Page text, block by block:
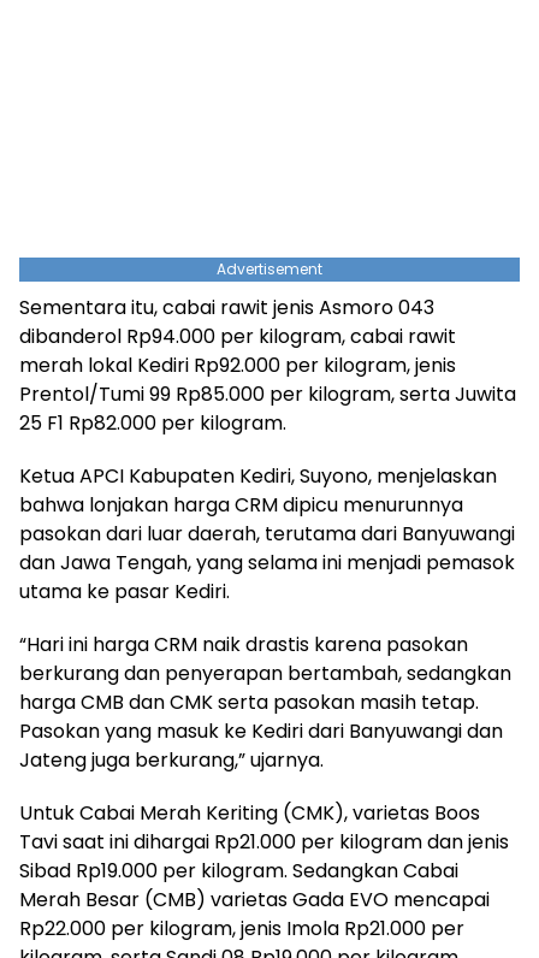
Advertisement
Sementara itu, cabai rawit jenis Asmoro 043
dibanderol Rp94.000 per kilogram, cabai rawit
merah lokal Kediri Rp92.000 per kilogram, jenis
Prentol/Tumi 99 Rp85.000 per kilogram, serta Juwita
25 F1 Rp82.000 per kilogram.
Ketua APCI Kabupaten Kediri, Suyono, menjelaskan
bahwa lonjakan harga CRM dipicu menurunnya
pasokan dari luar daerah, terutama dari Banyuwangi
dan Jawa Tengah, yang selama ini menjadi pemasok
utama ke pasar Kediri.
“Hari ini harga CRM naik drastis karena pasokan
berkurang dan penyerapan bertambah, sedangkan
harga CMB dan CMK serta pasokan masih tetap.
Pasokan yang masuk ke Kediri dari Banyuwangi dan
Jateng juga berkurang,” ujarnya.
Untuk Cabai Merah Keriting (CMK), varietas Boos
Tavi saat ini dihargai Rp21.000 per kilogram dan jenis
Sibad Rp19.000 per kilogram. Sedangkan Cabai
Merah Besar (CMB) varietas Gada EVO mencapai
Rp22.000 per kilogram, jenis Imola Rp21.000 per